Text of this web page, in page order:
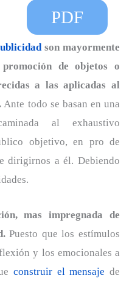
PDF
son mayormente
de objetos o
a las aplicadas al
Ante todo se basan en una
al exhaustivo
objetivo, en pro de
dirigirnos a él. Debiendo
mas impregnada de
Puesto que los estímulos
y los emocionales a
construir el mensaje de